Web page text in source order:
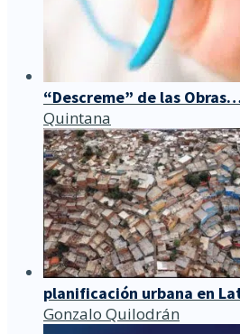
“Descreme” de las
Quintana
planificación urbana en
Gonzalo Quilodrán